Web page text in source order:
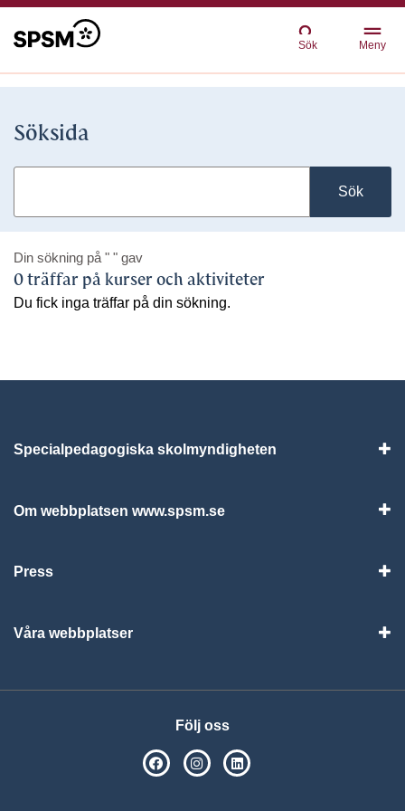
Sök Meny
Söksida
Sök
Din sökning på " " gav
0 träffar på kurser och aktiviteter
Du fick inga träffar på din sökning.
Specialpedagogiska skolmyndigheten
Om webbplatsen www.spsm.se
Press
Våra webbplatser
Följ oss
SPSM på Facebook
SPSM på Instagram